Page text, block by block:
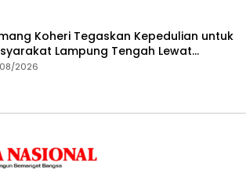
Koheri Tegaskan Kepedulian untuk
Lampung Tengah Lewat
Bantuan Disabilitas
2026